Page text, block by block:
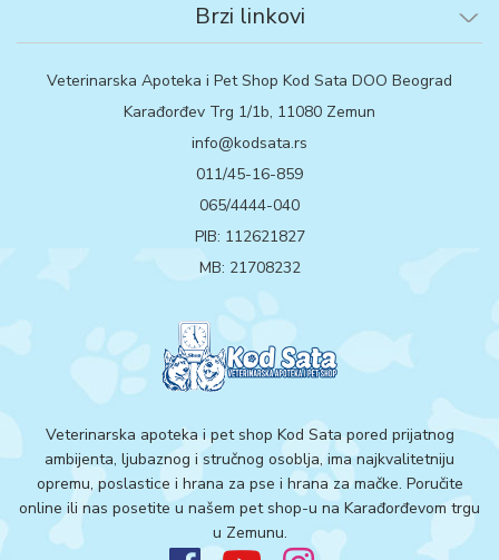
Brzi linkovi
Veterinarska Apoteka i Pet Shop Kod Sata DOO Beograd
Karađorđev Trg 1/1b, 11080 Zemun
info@kodsata.rs
011/45-16-859
065/4444-040
PIB: 112621827
MB: 21708232
Veterinarska apoteka i pet shop Kod Sata pored prijatnog
ambijenta, ljubaznog i stručnog osoblja, ima najkvalitetniju
opremu, poslastice i hrana za pse i hrana za mačke. Poručite
online ili nas posetite u našem pet shop-u na Karađorđevom trgu
u Zemunu.